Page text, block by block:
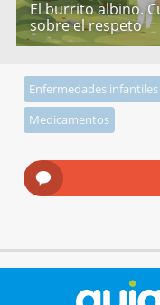
El burrito albino.
sobre el respeto
Enfermedades infantiles
Medicamentos